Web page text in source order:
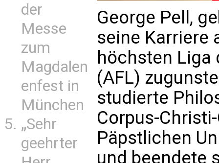
der
Messe
zum
Magdalen
enfest in
München
„Sehr
geehrter
George Pell,
seine Karriere
höchsten Liga
(AFL)
studierte
Corpus-
Päpstlichen
und beendete